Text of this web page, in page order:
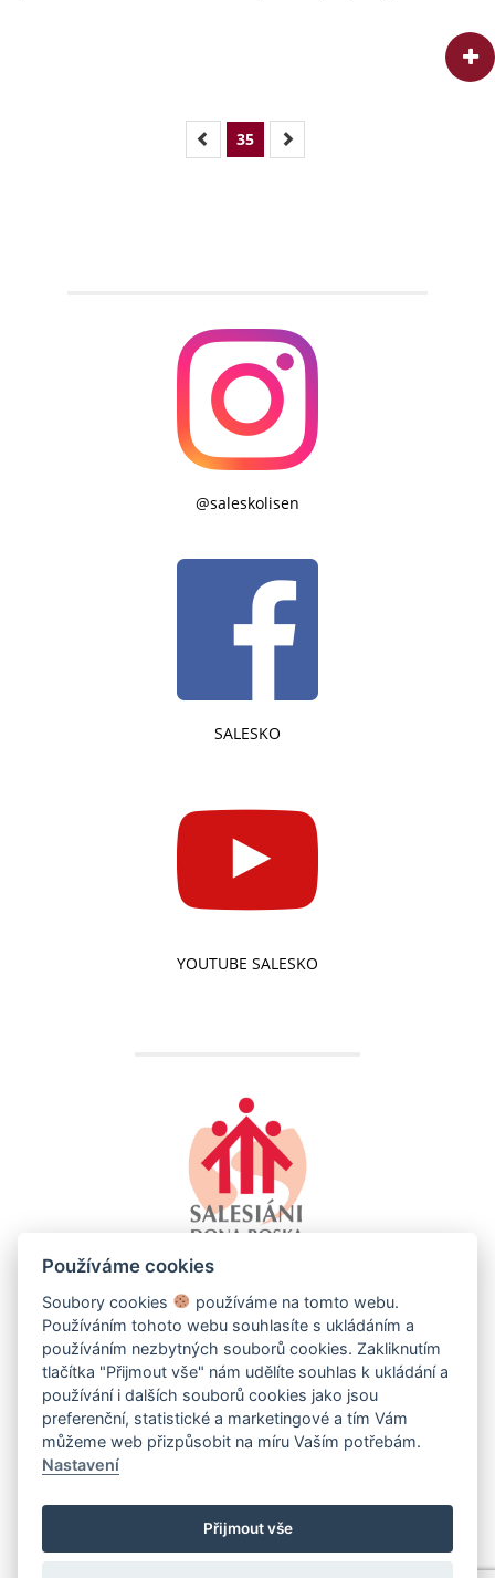
35
@saleskolisen
SALESKO
YOUTUBE SALESKO
SALESKO - SALESIÁNSKÉ STŘEDISKO MLÁDEŽE DDM
BRNO-LÍŠEŇ
Kotlanova 2660/13, 628 00 Brno-Líšeň
Používáme cookies
Soubory cookies
používáme na tomto webu.
Používáním tohoto webu souhlasíte s ukládáním a
používáním nezbytných souborů cookies. Zakliknutím
tlačítka "Přijmout vše" nám udělíte souhlas k ukládání a
používání i dalších souborů cookies jako jsou
preferenční, statistické a marketingové a tím Vám
můžeme web přizpůsobit na míru Vaším potřebám.
Nastavení
Přijmout vše